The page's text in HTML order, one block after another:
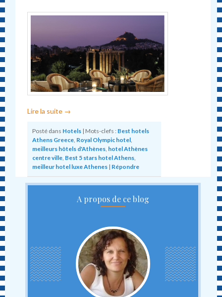
Lire la suite →
Posté dans Hotels | Mots-clefs : Best hotels
Athens Greece, Royal Olympic hotel,
meilleurs hôtels d'Athènes, hotel Athènes
centre ville, Best 5 stars hotel Athens,
meilleur hotel luxe Athenes | Répondre
A propos de ce blog